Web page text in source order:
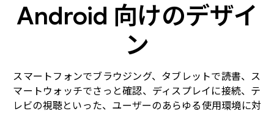
Android 向けのデザイ
ン
スマートフォンでブラウジング、タブレットで読書、ス
マートウォッチでさっと確認、ディスプレイに接続、テ
レビの視聴といった、ユーザーのあらゆる使用環境に対